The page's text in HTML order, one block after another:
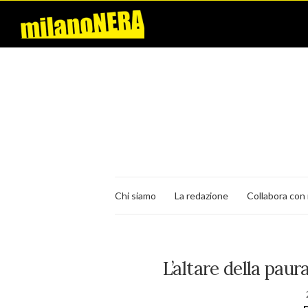
Chi siamo La redazione Collabora con
L’altare della